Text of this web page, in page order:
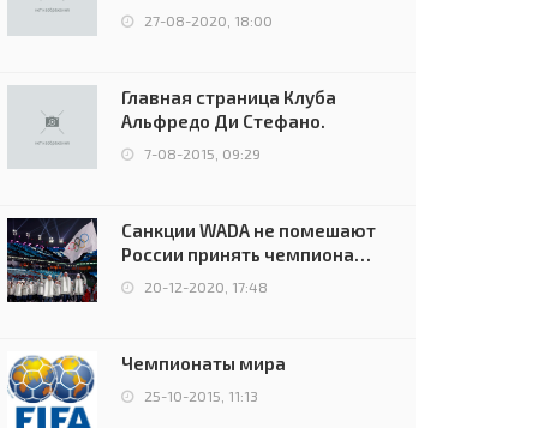
(Тетово, Северная
Македония) - 0:2 (0:0)
27-08-2020, 18:00
Главная страница Клуба
Альфредо Ди Стефано.
7-08-2015, 09:29
Санкции WADA не помешают
России принять чемпионат
Европы и финал Лиги
чемпионов.
20-12-2020, 17:48
Чемпионаты мира
25-10-2015, 11:13